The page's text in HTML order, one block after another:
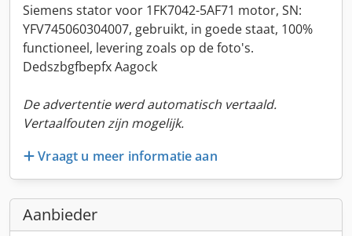
Siemens stator voor 1FK7042-5AF71 motor, SN:
YFV745060304007, gebruikt, in goede staat, 100%
functioneel, levering zoals op de foto's.
Dedszbgfbepfx Aagock
De advertentie werd automatisch vertaald.
Vertaalfouten zijn mogelijk.
Vraagt u meer informatie aan
Aanbieder